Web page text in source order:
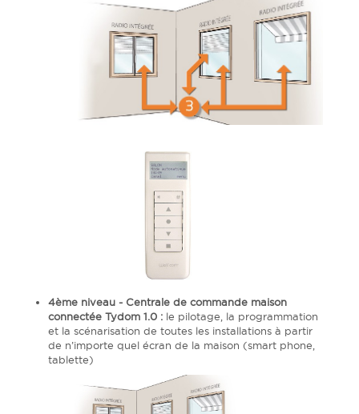
4ème niveau - Centrale de commande maison
connectée Tydom 1.0 : le pilotage, la programmation
et la scénarisation de toutes les installations à partir
de n’importe quel écran de la maison (smart phone,
tablette)